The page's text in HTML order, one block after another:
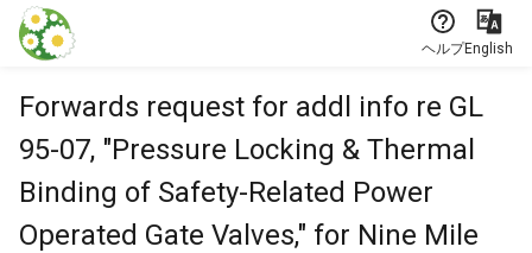
本文に飛ぶ
ヘルプEnglish
Forwards request for addl info re GL
95-07, "Pressure Locking & Thermal
Binding of Safety-Related Power
Operated Gate Valves," for Nine Mile